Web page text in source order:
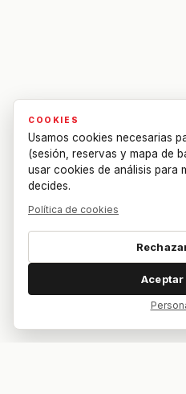
COOKIES
Usamos cookies necesarias
(sesión, reservas y mapa de
usar cookies de análisis para
decides.
Política de cookies